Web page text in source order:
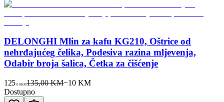
DELONGHI Mlin za kafu KG210, Oštrice od
nehrđajućeg čelika, Podesiva razina mljevenja,
Odabir broja šalica, Četka za čišćenje
125 00KM135,00 KM−10 KM
Dostupno